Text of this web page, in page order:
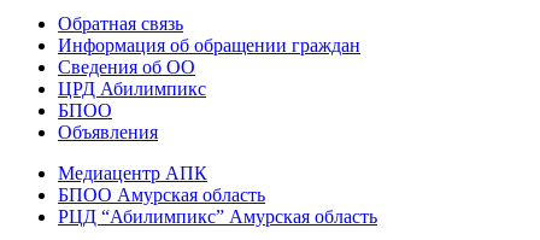
Обратная связь
Информация об обращении граждан
Сведения об ОО
ЦРД Абилимпикс
БПОО
Объявления
Медиацентр АПК
БПОО Амурская область
РЦД “Абилимпикс” Амурская область